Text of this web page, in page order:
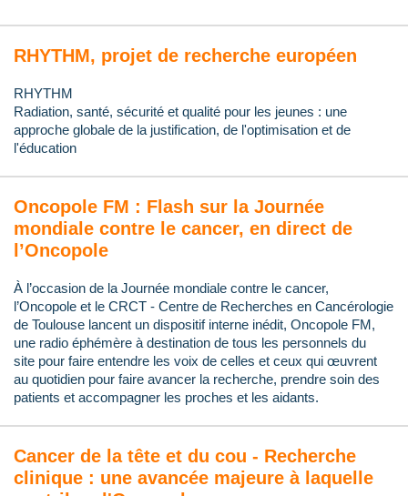
RHYTHM, projet de recherche européen
RHYTHM
Radiation, santé, sécurité et qualité pour les jeunes : une
approche globale de la justification, de l'optimisation et de
l'éducation
Oncopole FM : Flash sur la Journée
mondiale contre le cancer, en direct de
l’Oncopole
À l’occasion de la Journée mondiale contre le cancer,
l’Oncopole et le CRCT - Centre de Recherches en Cancérologie
de Toulouse lancent un dispositif interne inédit, Oncopole FM,
une radio éphémère à destination de tous les personnels du
site pour faire entendre les voix de celles et ceux qui œuvrent
au quotidien pour faire avancer la recherche, prendre soin des
patients et accompagner les proches et les aidants.
Cancer de la tête et du cou - Recherche
clinique : une avancée majeure à laquelle